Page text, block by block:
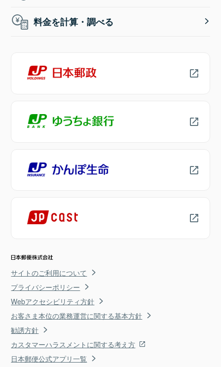
料金を計算・調べる
サイトのご利用について
プライバシーポリシー
Webアクセシビリティ方針
お客さま本位の業務運営に関する基本方針
勧誘方針
カスタマーハラスメントに関する考え方
日本郵便公式アプリ一覧